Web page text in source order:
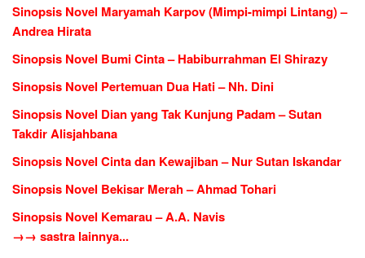
Sinopsis Novel Maryamah Karpov (Mimpi-mimpi Lintang) –
Andrea Hirata
Sinopsis Novel Bumi Cinta – Habiburrahman El Shirazy
Sinopsis Novel Pertemuan Dua Hati – Nh. Dini
Sinopsis Novel Dian yang Tak Kunjung Padam – Sutan
Takdir Alisjahbana
Sinopsis Novel Cinta dan Kewajiban – Nur Sutan Iskandar
Sinopsis Novel Bekisar Merah – Ahmad Tohari
Sinopsis Novel Kemarau – A.A. Navis
→→ sastra lainnya...